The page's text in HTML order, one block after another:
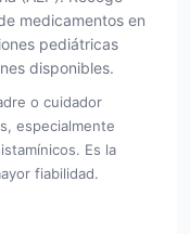
medicamentos en
pediátricas
disponibles.
o cuidador
especialmente
Es la
fiabilidad.